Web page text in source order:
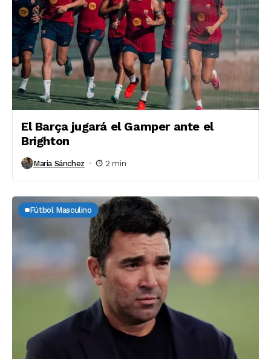
El Barça jugará el Gamper ante el
Brighton
Maria Sánchez 2 min
Fútbol Masculino